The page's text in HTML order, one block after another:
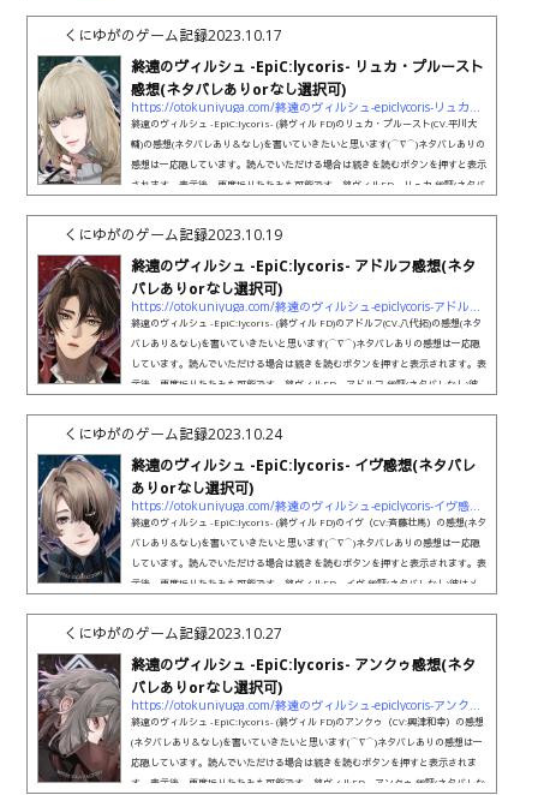
った~。プレイ後はしんどくてしばらく何も手につかないレベル。。マティスくん
はSide Story -Interlude-が一番安心して読めたかな(笑)...
くにゆがのゲーム記録2023.10.17
終遠のヴィルシュ -EpiC:lycoris- リュカ・プルースト
感想(ネタバレありorなし選択可)
https://otokuniyuga.com/終遠のヴィルシュ-epiclycoris-リュカ・プルースト感想ネ
終遠のヴィルシュ -EpiC:lycoris- (終ヴィル FD)のリュカ・プルースト(CV.平川大
輔)の感想(ネタバレあり＆なし)を書いていきたいと思います(⌒∇⌒)ネタバレありの
感想は一応隠しています。読んでいただける場合は続きを読むボタンを押すと表示
されます。表示後、再度折りたたみも可能です。終ヴィルFD リュカ 総評(ネタバ
ました(⌒∇⌒)●アンコール●糖度 ：★★★★☆☆☆☆☆☆ (4)絶望度
：★★★★☆☆☆☆☆☆ (4)救済度 ：★★★★★★★☆☆☆ (7)●救済後
日談●糖度 ...
くにゆがのゲーム記録2023.10.19
終遠のヴィルシュ -EpiC:lycoris- アドルフ感想(ネタ
バレありorなし選択可)
https://otokuniyuga.com/終遠のヴィルシュ-epiclycoris-アドルフ感想ネタバレあり
終遠のヴィルシュ -EpiC:lycoris- (終ヴィル FD)のアドルフ(CV.八代拓)の感想(ネタ
バレあり＆なし)を書いていきたいと思います(⌒∇⌒)ネタバレありの感想は一応隠
しています。読んでいただける場合は続きを読むボタンを押すと表示されます。表
示後、再度折りたたみも可能です。終ヴィルFD アドルフ 総評(ネタバレなし)彼
激しくて風邪ひきそうな感じでした。●アンコール●糖度 ：★☆☆☆☆☆☆
☆☆☆ (1)絶望度 ：★★★★★★★★★★ (10)救済度 ：☆☆☆☆☆☆☆
☆☆☆ (0)...
くにゆがのゲーム記録2023.10.24
終遠のヴィルシュ -EpiC:lycoris- イヴ感想(ネタバレ
ありorなし選択可)
https://otokuniyuga.com/終遠のヴィルシュ-epiclycoris-イヴ感想ネタバレありorなし
終遠のヴィルシュ -EpiC:lycoris- (終ヴィル FD)のイヴ（CV:斉藤壮馬）の感想(ネタ
バレあり＆なし)を書いていきたいと思います(⌒∇⌒)ネタバレありの感想は一応隠
しています。読んでいただける場合は続きを読むボタンを押すと表示されます。表
示後、再度折りたたみも可能です。終ヴィルFD イヴ 総評(ネタバレなし)彼はメ
ね( ；∀；)今回もそんな感じで、アンコールはマイルドになってるとは言えなんと
も切なかったりでした。救済後日談は集大成！！という感じ...
くにゆがのゲーム記録2023.10.27
終遠のヴィルシュ -EpiC:lycoris- アンクゥ感想(ネタ
バレありorなし選択可)
https://otokuniyuga.com/終遠のヴィルシュ-epiclycoris-アンクゥ感想ネタバレありor
終遠のヴィルシュ -EpiC:lycoris- (終ヴィル FD)のアンクゥ（CV:興津和幸）の感想
(ネタバレあり＆なし)を書いていきたいと思います(⌒∇⌒)ネタバレありの感想は一
応隠しています。読んでいただける場合は続きを読むボタンを押すと表示されま
す。表示後、再度折りたたみも可能です。終ヴィルFD アンクゥ 総評(ネタバレな